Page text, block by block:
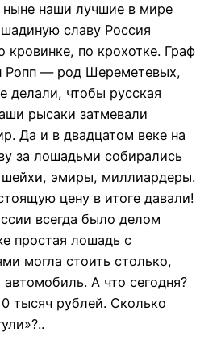
ныне наши лучшие в мире
славу Россия
кровинке, по крохотке. Граф
Ропп — род Шереметевых,
делали, чтобы русская
рысаки затмевали
Да и в двадцатом веке на
за лошадьми собирались
шейхи, эмиры, миллиардеры.
цену в итоге давали!
всегда было делом
простая лошадь с
могла стоить столько,
А что сегодня?
тысяч рублей. Сколько